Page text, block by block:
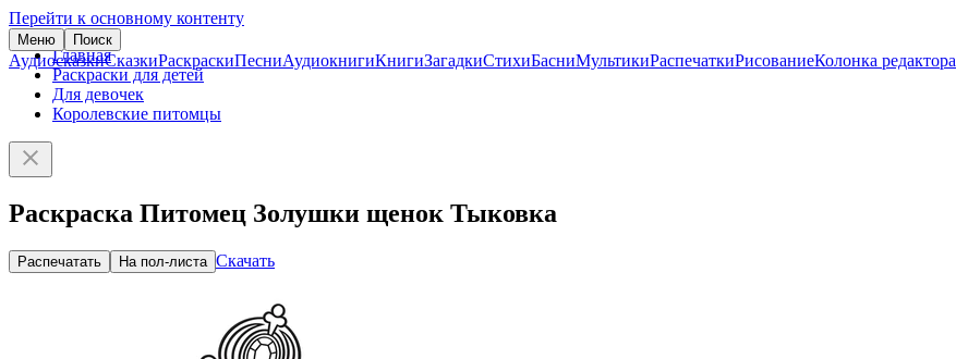
Перейти к основному контенту
Меню Поиск
АудиосказкиСказкиРаскраскиПесниАудиокнигиКнигиЗагадкиСтихиБасниМультикиРаспечаткиРисованиеКолонка редактора
Главная
Раскраски для детей
Для девочек
Королевские питомцы
Раскраска Питомец Золушки щенок Тыковка
Распечатать На пол-листа Скачать